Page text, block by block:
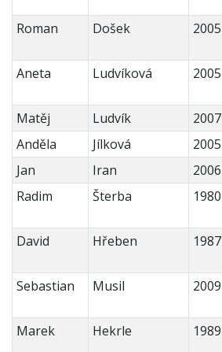
Roman Došek 2005
Aneta Ludvíková 2005
Matěj
Ludvík
2007
Anděla
Jílková
2005
Jan
Iran
2006
Radim
Šterba 1980
David Hřeben 1987
Sebastian
Musil 2009
Marek
Hekrle 1989